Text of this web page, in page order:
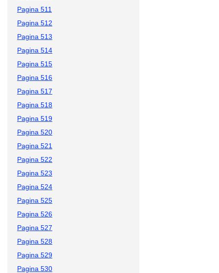
Pagina 511
Pagina 512
Pagina 513
Pagina 514
Pagina 515
Pagina 516
Pagina 517
Pagina 518
Pagina 519
Pagina 520
Pagina 521
Pagina 522
Pagina 523
Pagina 524
Pagina 525
Pagina 526
Pagina 527
Pagina 528
Pagina 529
Pagina 530